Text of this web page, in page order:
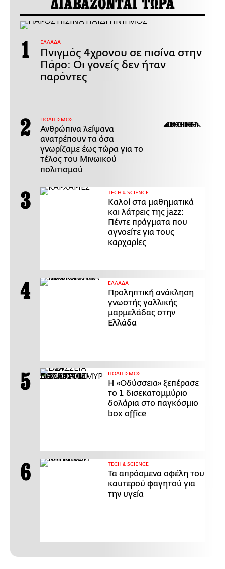
ΔΙΑΒΑΖΟΝΤΑΙ ΤΩΡΑ
ΕΛΛΑΔΑ
Πνιγμός 4χρονου σε πισίνα στην
Πάρο: Οι γονείς δεν ήταν
παρόντες
ΠΟΛΙΤΙΣΜΟΣ
Ανθρώπινα λείψανα
ανατρέπουν τα όσα
γνωρίζαμε έως τώρα για το
τέλος του Μινωικού
πολιτισμού
ΤECH & SCIENCE
Καλοί στα μαθηματικά
και λάτρεις της jazz:
Πέντε πράγματα που
αγνοείτε για τους
καρχαρίες
ΕΛΛΑΔΑ
Προληπτική ανάκληση
γνωστής γαλλικής
μαρμελάδας στην
Ελλάδα
ΠΟΛΙΤΙΣΜΟΣ
Η «Οδύσσεια» ξεπέρασε
το 1 δισεκατομμύριο
δολάρια στο παγκόσμιο
box office
ΤECH & SCIENCE
Τα απρόσμενα οφέλη του
καυτερού φαγητού για
την υγεία